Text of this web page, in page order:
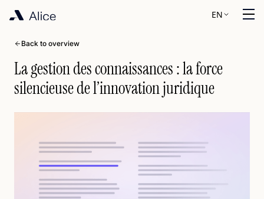
EN
Back to overview
La gestion des connaissances : la force
silencieuse de l’innovation juridique